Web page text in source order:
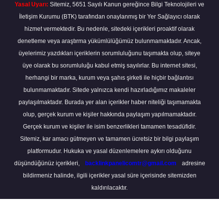
Yasal Uyarı: Sitemiz, 5651 Sayılı Kanun gereğince Bilgi Teknolojileri ve
İletişim Kurumu (BTK) tarafından onaylanmış bir Yer Sağlayıcı olarak
hizmet vermektedir. Bu nedenle, sitedeki içerikleri proaktif olarak
denetleme veya araştırma yükümlülüğümüz bulunmamaktadır. Ancak,
üyelerimiz yazdıkları içeriklerin sorumluluğunu taşımakta olup, siteye
üye olarak bu sorumluluğu kabul etmiş sayılırlar. Bu internet sitesi,
herhangi bir marka, kurum veya şahıs şirketi ile hiçbir bağlantısı
bulunmamaktadır. Sitede yalnızca kendi hazırladığımız makaleler
paylaşılmaktadır. Burada yer alan içerikler haber niteliği taşımamakta
olup, gerçek kurum ve kişiler hakkında paylaşım yapılmamaktadır.
Gerçek kurum ve kişiler ile isim benzerlikleri tamamen tesadüfidir.
Sitemiz, kar amacı gütmeyen ve tamamen ücretsiz bir bilgi paylaşım
platformudur. Hukuka ve yasal düzenlemelere aykırı olduğunu
düşündüğünüz içerikleri,
backlinkpanelicomtr@gmail.com
adresine
bildirmeniz halinde, ilgili içerikler yasal süre içerisinde sitemizden
kaldırılacaktır.